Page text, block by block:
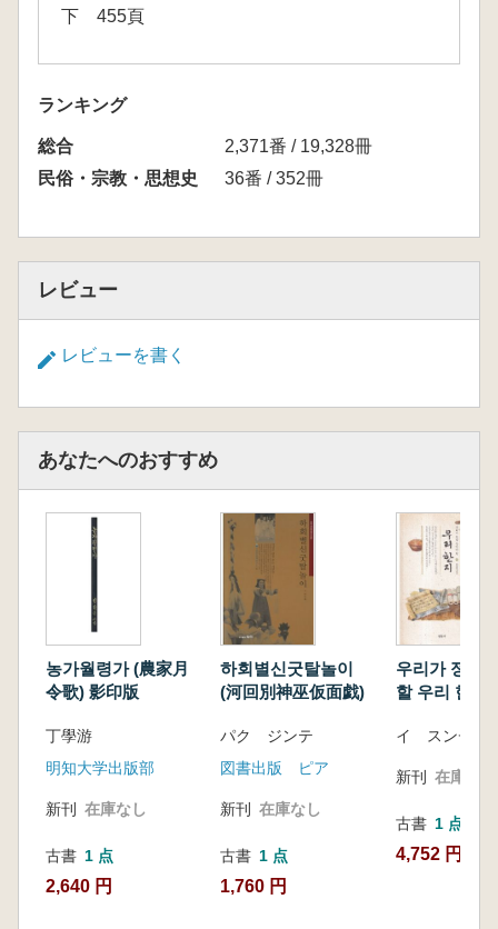
下 455頁
ランキング
総合
2,371番 / 19,328冊
民俗・宗教・思想史
36番 / 352冊
レビュー
レビューを書く
あなたへのおすすめ
농가월령가 (農家月
令歌) 影印版
丁學游
明知大学出版部
新刊 在庫なし
古書 1 点
2,640 円
하회별신굿탈놀이
(河回別神巫仮面戯)
パク ジンテ
図書出版 ピア
新刊 在庫なし
古書 1 点
1,760 円
우리가 정말
할 우리 한지
ばならない
イ スンチョ
新刊 在庫なし
古書 1 点
4,752 円